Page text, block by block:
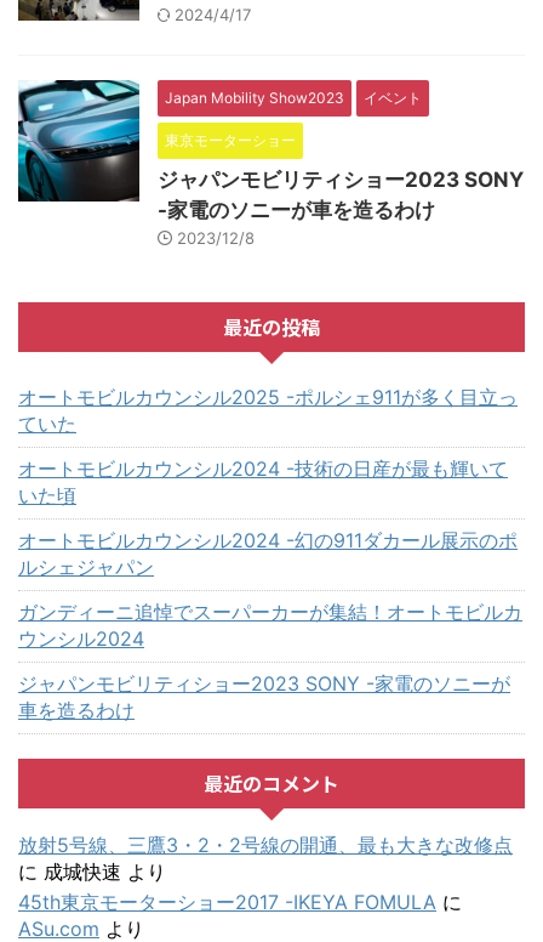
2024/4/17
Japan Mobility Show2023 イベント
東京モーターショー
ジャパンモビリティショー2023 SONY
-家電のソニーが車を造るわけ
2023/12/8
最近の投稿
オートモビルカウンシル2025 -ポルシェ911が多く目立っ
ていた
オートモビルカウンシル2024 -技術の日産が最も輝いて
いた頃
オートモビルカウンシル2024 -幻の911ダカール展示のポ
ルシェジャパン
ガンディーニ追悼でスーパーカーが集結！オートモビルカ
ウンシル2024
ジャパンモビリティショー2023 SONY -家電のソニーが
車を造るわけ
最近のコメント
放射5号線、三鷹3・2・2号線の開通、最も大きな改修点
に 成城快速 より
45th東京モーターショー2017 -IKEYA FOMULA に
ASu.com より